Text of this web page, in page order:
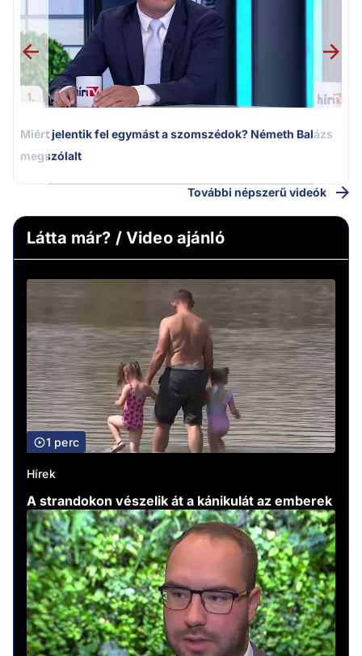
1.
Miért jelentik fel egymást a szomszédok? Németh Balázs
megszólalt
További népszerű videók
Látta már? / Video ajánló
1 perc
Hírek
A strandokon vészelik át a kánikulát az emberek